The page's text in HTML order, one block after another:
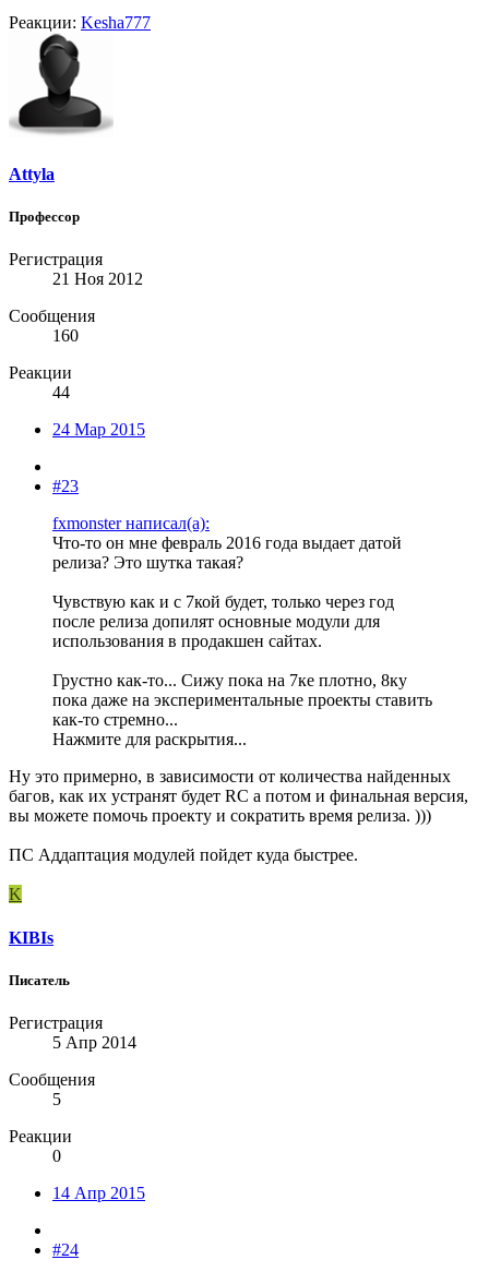
Реакции: Kesha777
Attyla
Профессор
Регистрация
21 Ноя 2012
Сообщения
160
Реакции
44
24 Мар 2015
#23
fxmonster написал(а):
Что-то он мне февраль 2016 года выдает датой
релиза? Это шутка такая?
Чувствую как и с 7кой будет, только через год
после релиза допилят основные модули для
использования в продакшен сайтах.
Грустно как-то... Сижу пока на 7ке плотно, 8ку
пока даже на экспериментальные проекты ставить
как-то стремно...
Нажмите для раскрытия...
Ну это примерно, в зависимости от количества найденных
багов, как их устранят будет RC а потом и финальная версия,
вы можете помочь проекту и сократить время релиза. )))
ПС Аддаптация модулей пойдет куда быстрее.
K
KIBIs
Писатель
Регистрация
5 Апр 2014
Сообщения
5
Реакции
0
14 Апр 2015
#24